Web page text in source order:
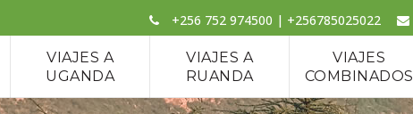
+256 752 974500 | +256785025022
VIAJES A
UGANDA
VIAJES A
RUANDA
VIAJES
COMBINADOS